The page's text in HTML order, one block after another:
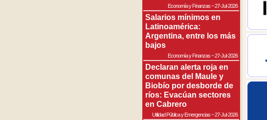
Economía y Finanzas~27-Jul-2026
Salarios mínimos en
Latinoamérica:
Argentina, entre los más
bajos
Economía y Finanzas~27-Jul-2026
Declaran alerta roja en
comunas del Maule y
Biobío por desborde de
ríos: Evacúan sectores
en Cabrero
Utilidad Pública y Emergencias~27-Jul-2026